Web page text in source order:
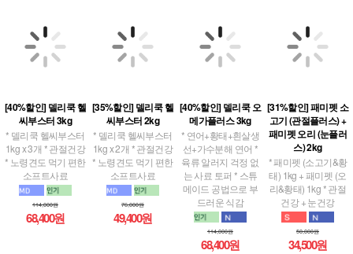
[40%할인] 델리쿡 헬
씨부스터 3kg
* 델리쿡 헬씨부스터
1kg x 3개 * 관절건강
* 노령견도 먹기 편한
소프트사료
114,000원
68,400원
[35%할인] 델리쿡 헬
씨부스터 2kg
* 델리쿡 헬씨부스터
1kg x 2개 * 관절건강
* 노령견도 먹기 편한
소프트사료
76,000원
49,400원
[40%할인] 델리쿡 오
메가플러스 3kg
* 연어+황태+흰살생
선+가수분해 연어 *
육류 알러지 걱정 없
는 사료 토퍼 * 스튜
메이드 공법으로 부
드러운 식감
114,000원
68,400원
[31%할인] 패미펫 소
고기 (관절플러스) +
패미펫 오리 (눈플러
스) 2kg
* 패미펫 (소고기&황
태) 1kg + 패미펫 (오
리&황태) 1kg * 관절
건강 + 눈건강
50,000원
34,500원